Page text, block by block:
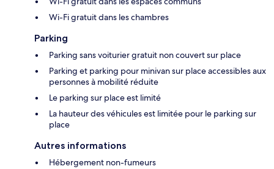
Wi-Fi gratuit dans les chambres
Parking
Parking sans voiturier gratuit non couvert sur place
Parking et parking pour minivan sur place accessibles aux
personnes à mobilité réduite
Le parking sur place est limité
La hauteur des véhicules est limitée pour le parking sur
place
Autres informations
Hébergement non-fumeurs